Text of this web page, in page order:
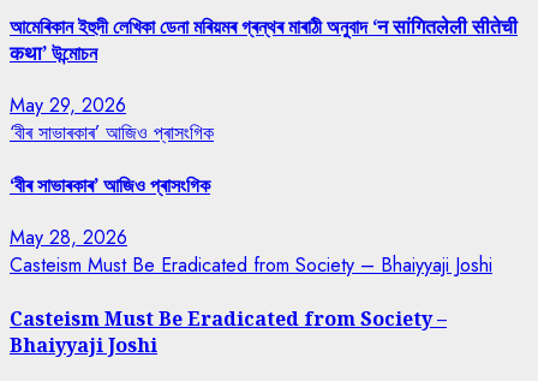
আমেৰিকান ইহুদী লেখিকা ডেনা মৰিয়মৰ গ্ৰন্থৰ মাৰাঠী অনুবাদ ‘न सांगितलेली सीतेची
कथा’ উন্মোচন
May 29, 2026
‘বীৰ সাভাৰকাৰ’ আজিও প্ৰাসংগিক
‘বীৰ সাভাৰকাৰ’ আজিও প্ৰাসংগিক
May 28, 2026
Casteism Must Be Eradicated from Society – Bhaiyyaji Joshi
Casteism Must Be Eradicated from Society –
Bhaiyyaji Joshi